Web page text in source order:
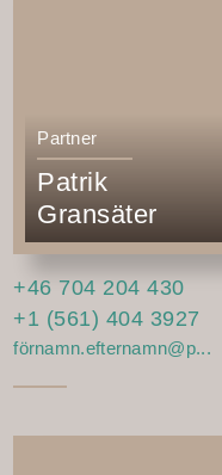
Partner
Patrik
Gransäter
+46 704 204 430
+1 (561) 404 3927
förnamn.efternamn@p...